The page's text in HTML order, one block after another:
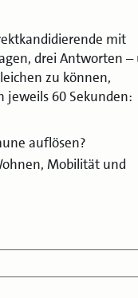
mit
drei Antworten –
zu können,
jeweils 60 Sekunden:
auflösen?
Mobilität und